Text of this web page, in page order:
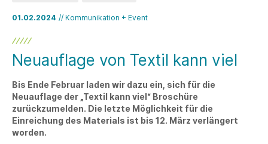
01.02.2024 // Kommunikation + Event
Neuauflage von Textil kann viel
Bis Ende Februar laden wir dazu ein, sich für die
Neuauflage der „Textil kann viel“ Broschüre
zurückzumelden. Die letzte Möglichkeit für die
Einreichung des Materials ist bis 12. März verlängert
worden.